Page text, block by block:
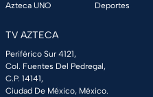
Azteca UNO
Deportes
TV AZTECA
Periférico Sur 4121,
Col. Fuentes Del Pedregal,
C.P. 14141,
Ciudad De México, México.